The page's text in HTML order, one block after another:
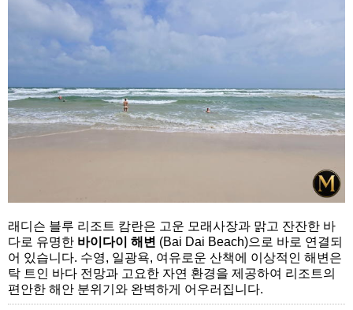
래디슨 블루 리조트 캄란은 고운 모래사장과 맑고 잔잔한 바
다로 유명한 바이다이 해변 (Bai Dai Beach)으로 바로 연결되
어 있습니다. 수영, 일광욕, 여유로운 산책에 이상적인 해변은
탁 트인 바다 전망과 고요한 자연 환경을 제공하여 리조트의
편안한 해안 분위기와 완벽하게 어우러집니다.